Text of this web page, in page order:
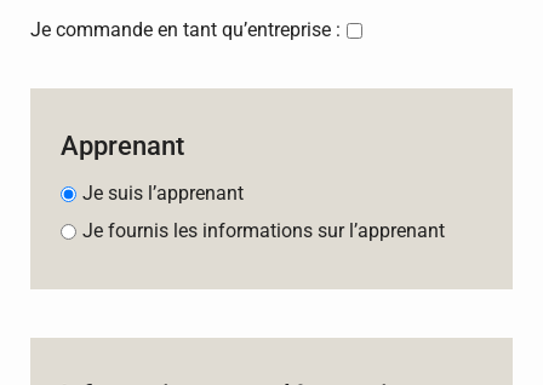
Je commande en tant qu’entreprise :
Apprenant
Je suis l’apprenant
Je fournis les informations sur l’apprenant